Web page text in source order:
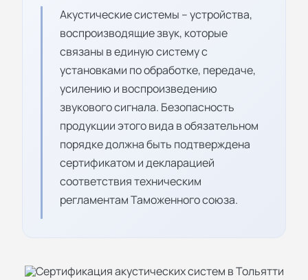
Акустические системы – устройства,
воспроизводящие звук, которые
связаны в единую систему с
установками по обработке, передаче,
усилению и воспроизведению
звукового сигнала. Безопасность
продукции этого вида в обязательном
порядке должна быть подтверждена
сертификатом и декларацией
соответствия техническим
регламентам Таможенного союза.